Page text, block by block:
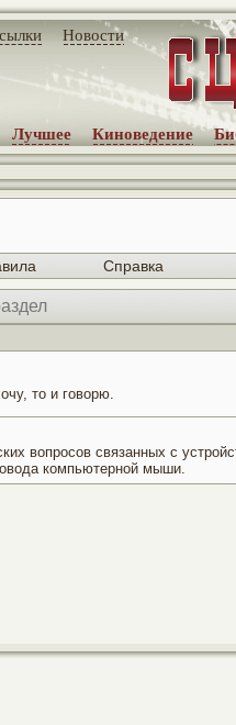
Новости
Лучшее Киноведение
Справка
то и говорю.
вопросов связанных с
компьютерной мыши.